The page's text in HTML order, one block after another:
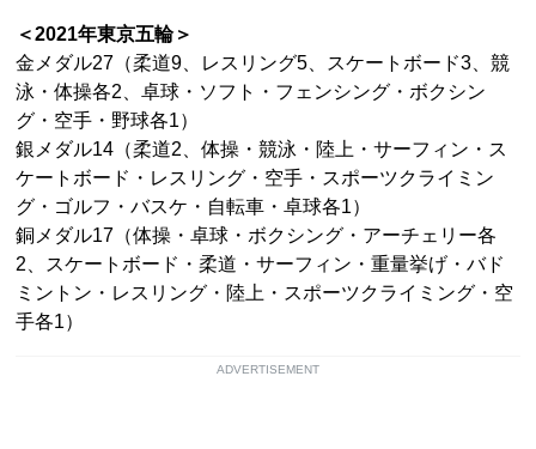
＜2021年東京五輪＞
金メダル27（柔道9、レスリング5、スケートボード3、競
泳・体操各2、卓球・ソフト・フェンシング・ボクシン
グ・空手・野球各1）
銀メダル14（柔道2、体操・競泳・陸上・サーフィン・ス
ケートボード・レスリング・空手・スポーツクライミン
グ・ゴルフ・バスケ・自転車・卓球各1）
銅メダル17（体操・卓球・ボクシング・アーチェリー各
2、スケートボード・柔道・サーフィン・重量挙げ・バド
ミントン・レスリング・陸上・スポーツクライミング・空
手各1）
ADVERTISEMENT